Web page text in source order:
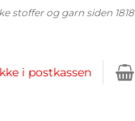
stoffer og garn siden 1818
i postkassen